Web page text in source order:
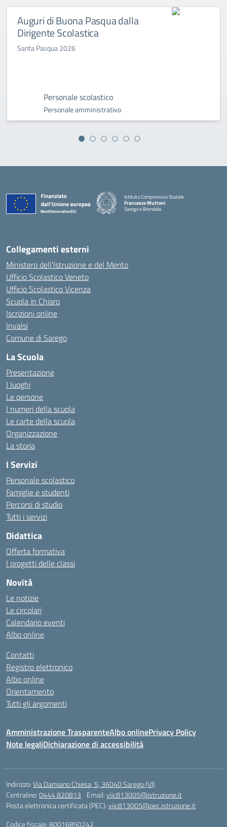
Auguri di Buona Pasqua dalla
Dirigente Scolastica
Santa Pasqua 2026
Personale scolastico
Personale amministrativo
Istituto Comprensivo Statale
Francesco Muttoni
Sarego e Brendola
— Visita la pagina iniziale della scuola
Collegamenti esterni
Ministero dell’Istruzione e del Merito
Ufficio Scolastico Veneto
Ufficio Scolastico Vicenza
Scuola in Chiaro
Iscrizioni online
Invalsi
Comune di Sarego
La Scuola
Presentazione
I luoghi
Le persone
I numeri della scuola
Le carte della scuola
Organizzazione
La storia
I Servizi
Personale scolastico
Famiglie e studenti
Percorsi di studio
Tutti i servizi
Didattica
Offerta formativa
I progetti delle classi
Novità
Le notizie
Le circolari
Calendario eventi
Albo online
Contatti
Registro elettronico
Albo online
Orientamento
Tutti gli argomenti
Amministrazione TrasparenteAlbo onlinePrivacy Policy
Note legaliDichiarazione di accessibilità
Indirizzo:Via Damiano Chiesa, 5, 36040 Sarego (VI)
Centralino:0444 820813 Email:viic813005@istruzione.it
Posta elettronica certificata (PEC):viic813005@pec.istruzione.it
Codice fiscale: 80016850242